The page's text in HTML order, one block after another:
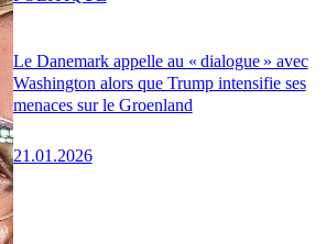
Le Danemark appelle au « dialogue » avec
Washington alors que Trump intensifie ses
menaces sur le Groenland
21.01.2026